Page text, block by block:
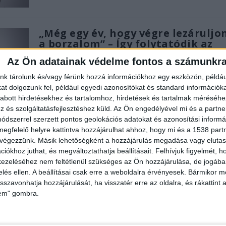
Az Ön adatainak védelme fontos a
tárolunk és/vagy férünk hozzá információkhoz egy eszközön,
dolgozunk fel, például egyedi azonosítókat és standard
hirdetésekhez és tartalomhoz, hirdetések és tartalmak
és szolgáltatásfejlesztéshez küld. Az Ön engedélyével mi és a
szerzett pontos geolokációs adatokat és azonosítási
helyre kattintva hozzájárulhat ahhoz, hogy mi és a 1538
Másik lehetőségként a hozzájárulás megadása vagy
juthat, és megváltoztathatja beállításait. Felhívjuk figyelmét,
nem feltétlenül szükséges az Ön hozzájárulása, de
ellen. A beállításai csak erre a weboldalra érvényesek. Bármikor
hozzájárulását, ha visszatér erre az oldalra, és rákattint
gombra.
„Még egy év, hogy végre
a borzalom” – Így folytatódik az
eljárás, miután fellebbezett VV
feltételezett gyilkosa
Írta:BPK |2022.08.14. | vasárnap: 7:15
A feltételezett gyilkost nem érdekli az eltűnt lány
szüleinek helyzete, úgy nyújtotta be az...
OLVASS TOVÁBB
Újabb fordulat a VV Fanni-
László máris fellebbez az ítéletet